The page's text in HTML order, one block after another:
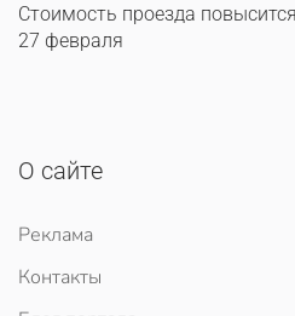
Стоимость проезда
27 февраля
О сайте
Реклама
Контакты